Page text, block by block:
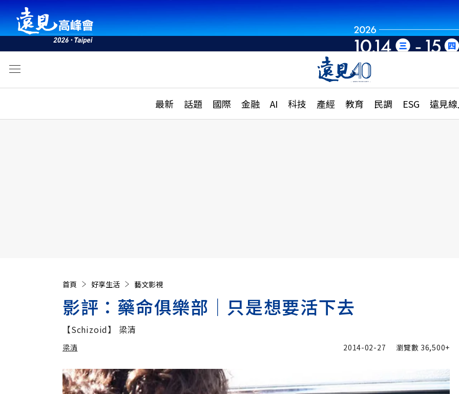
最新 話題 國際 金融 AI 科技 產經 教育 民調 ESG 遠見
活動
話題
國際
特輯
大學升學、職涯攻略
縣市施政調查全解析
首頁 好享生活 藝文影視
影評：藥命俱樂部│只是想要活下去
【Schizoid】 梁清
梁清
梁清 加入追蹤
2014-02-27 瀏覽數 36,500+